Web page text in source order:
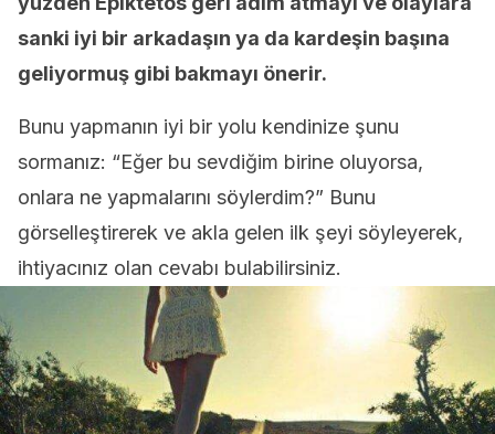
sanki iyi bir arkadaşın ya da kardeşin başına
geliyormuş gibi bakmayı önerir.
Bunu yapmanın iyi bir yolu kendinize şunu
sormanız: “Eğer bu sevdiğim birine oluyorsa,
onlara ne yapmalarını söylerdim?” Bunu
görselleştirerek ve akla gelen ilk şeyi söyleyerek,
ihtiyacınız olan cevabı bulabilirsiniz.